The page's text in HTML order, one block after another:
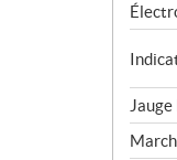
Jauge